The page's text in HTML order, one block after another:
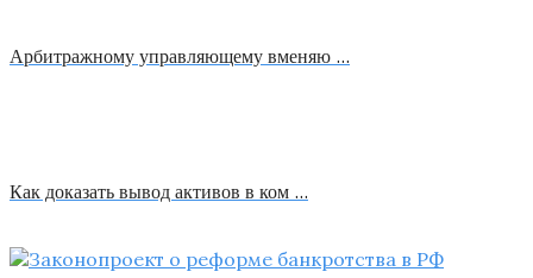
Арбитражному управляющему вменяю …
Как доказать вывод активов в ком …